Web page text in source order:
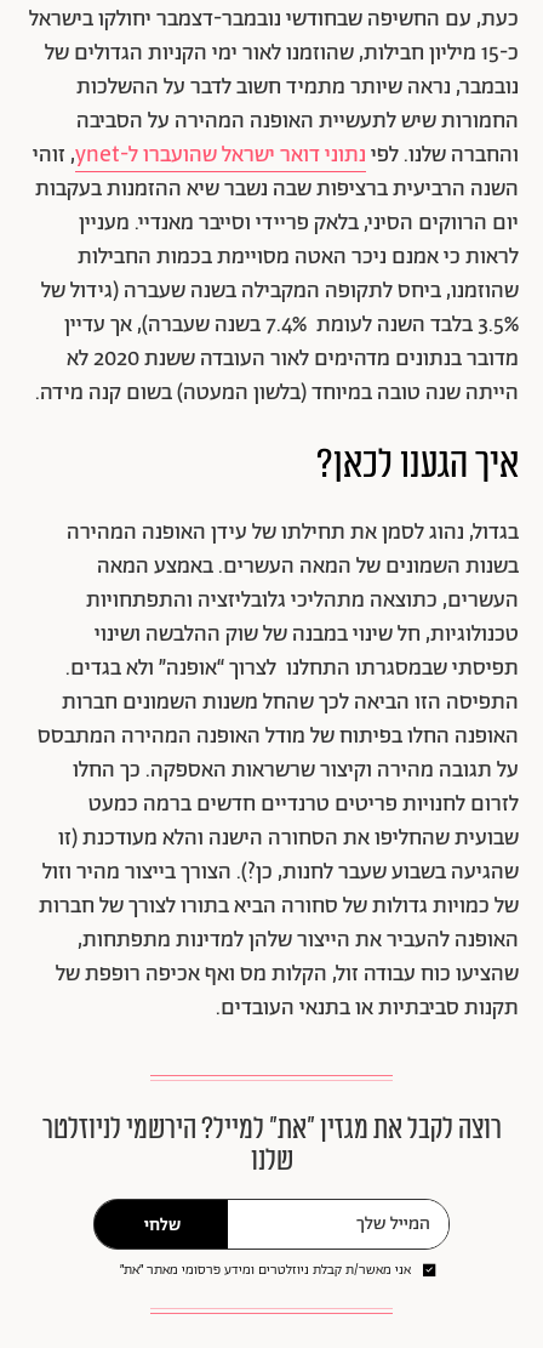
כעת, עם החשיפה שבחודשי נובמבר-דצמבר יחולקו בישראל
כ-15 מיליון חבילות, שהוזמנו לאור ימי הקניות הגדולים של
נובמבר, נראה שיותר מתמיד חשוב לדבר על ההשלכות
החמורות שיש לתעשיית האופנה המהירה על הסביבה
והחברה שלנו. לפינתוני דואר ישראל שהועברו ל-ynet
, זוהי
השנה הרביעית ברציפות שבה נשבר שיא ההזמנות בעקבות
יום הרווקים הסיני, בלאק פריידי וסייבר מאנדיי. מעניין
לראות כי אמנם ניכר האטה מסויימת בכמות החבילות
שהוזמנו, ביחס לתקופה המקבילה בשנה שעברה (גידול של
3.5% בלבד השנה לעומת 7.4% בשנה שעברה), אך עדיין
מדובר בנתונים מדהימים לאור העובדה ששנת 2020 לא
הייתה שנה טובה במיוחד (בלשון המעטה) בשום קנה מידה.
איך הגענו לכאן?
בגדול, נהוג לסמן את תחילתו של עידן האופנה המהירה
בשנות השמונים של המאה העשרים. באמצע המאה
העשרים, כתוצאה מתהליכי גלובליזציה והתפתחויות
טכנולוגיות, חל שינוי במבנה של שוק ההלבשה ושינוי
תפיסתי שבמסגרתו התחלנו לצרוך “אופנה” ולא בגדים.
התפיסה הזו הביאה לכך שהחל משנות השמונים חברות
האופנה החלו בפיתוח של מודל האופנה המהירה המתבסס
על תגובה מהירה וקיצור שרשראות האספקה. כך החלו
לזרום לחנויות פריטים טרנדיים חדשים ברמה כמעט
שבועית שהחליפו את הסחורה הישנה והלא מעודכנת (זו
שהגיעה בשבוע שעבר לחנות, כן?). הצורך בייצור מהיר וזול
של כמויות גדולות של סחורה הביא בתורו לצורך של חברות
האופנה להעביר את הייצור שלהן למדינות מתפתחות,
שהציעו כוח עבודה זול, הקלות מס ואף אכיפה רופפת של
תקנות סביבתיות או בתנאי העובדים.
רוצה לקבל את מגזין ״את״ למייל? הירשמי לניוזלטר
שלנו
שלחי
אני מאשר/ת קבלת ניוזלטרים ומידע פרסומי מאתר ״את״